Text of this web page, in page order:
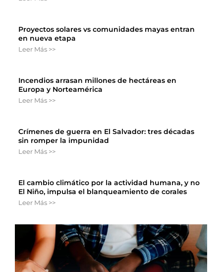
Proyectos solares vs comunidades mayas entran
en nueva etapa
Leer Más >>
Incendios arrasan millones de hectáreas en
Europa y Norteamérica
Leer Más >>
Crímenes de guerra en El Salvador: tres décadas
sin romper la impunidad
Leer Más >>
El cambio climático por la actividad humana, y no
El Niño, impulsa el blanqueamiento de corales
Leer Más >>